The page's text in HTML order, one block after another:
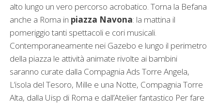
alto lungo un vero percorso acrobatico. Torna la Befana
anche a Roma in piazza Navona: la mattina il
pomeriggio tanti spettacoli e cori musicali.
Contemporaneamente nei Gazebo e lungo il perimetro
della piazza le attività animate rivolte ai bambini
saranno curate dalla Compagnia Ads Torre Angela,
L’isola del Tesoro, Mille e una Notte, Compagnia Torre
Alta, dalla Uisp di Roma e dall’Atelier fantastico Per fare